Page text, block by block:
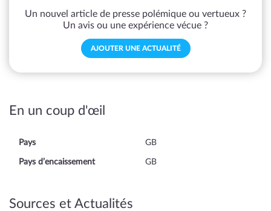
Un nouvel article de presse polémique ou vertueux ?
Un avis ou une expérience vécue ?
AJOUTER UNE ACTUALITÉ
En un coup d'œil
Pays GB
Pays d’encaissement GB
Sources et Actualités